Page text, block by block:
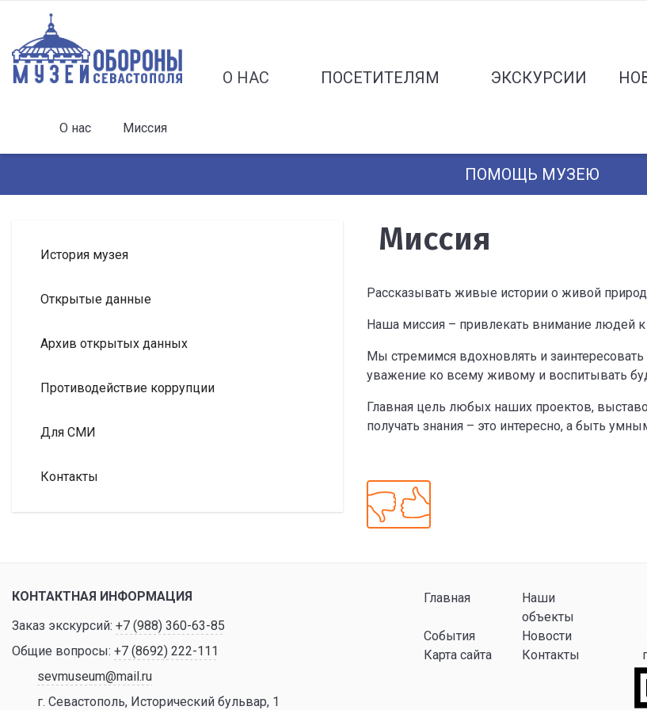
О НАС ПОСЕТИТЕЛЯМ ЭКСКУРСИИ
О нас Миссия
ПОМОЩЬ МУЗЕЮ
История музея
Открытые данные
Архив открытых данных
Противодействие коррупции
Для СМИ
Контакты
Миссия
Рассказывать живые истории о живой
Наша миссия – привлекать внимание людей
Мы стремимся вдохновлять и
уважение ко всему живому и воспитывать
Главная цель любых наших проектов,
получать знания – это интересно, а быть
КОНТАКТНАЯ ИНФОРМАЦИЯ
Заказ экскурсий: +7 (988) 360-63-85
Общие вопросы: +7 (8692) 222-111
sevmuseum@mail.ru
г. Севастополь, Исторический бульвар, 1
Главная
Наши
объекты
События
Новости
Карта сайта
Контакты